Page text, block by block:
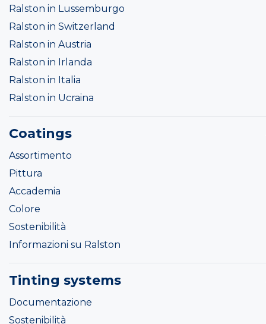
Ralston in Lussemburgo
Ralston in Switzerland
Ralston in Austria
Ralston in Irlanda
Ralston in Italia
Ralston in Ucraina
Coatings
Assortimento
Pittura
Accademia
Colore
Sostenibilità
Informazioni su Ralston
Tinting systems
Documentazione
Sostenibilità